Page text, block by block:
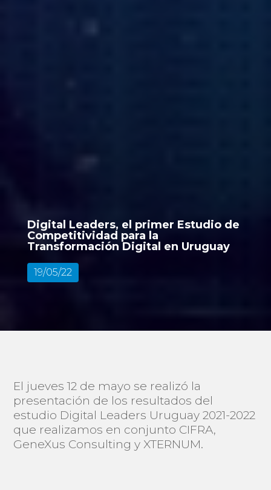
Digital Leaders, el primer Estudio de
Competitividad para la
Transformación Digital en Uruguay
19/05/22
El jueves 12 de mayo se realizó la
presentación de los resultados del
estudio Digital Leaders Uruguay 2021-2022
que realizamos en conjunto CIFRA,
GeneXus Consulting y XTERNUM.